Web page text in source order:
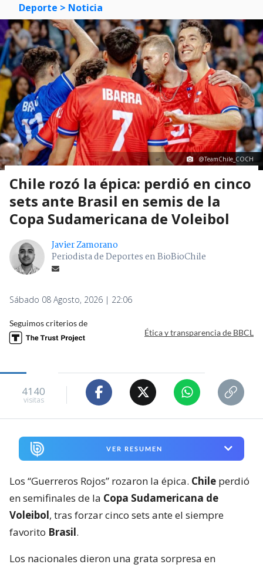
Deporte > Noticia
@TeamChile_COCH
Chile rozó la épica: perdió en cinco
sets ante Brasil en semis de la
Copa Sudamericana de Voleibol
Javier Zamorano
Periodista de Deportes en BioBioChile
Sábado 08 Agosto, 2026 | 22:06
Seguimos criterios de
Ética y transparencia de BBCL
4140
visitas
VER RESUMEN
Los “Guerreros Rojos” rozaron la épica. Chile perdió
en semifinales de la Copa Sudamericana de
Voleibol, tras forzar cinco sets ante el siempre
favorito Brasil.
Los nacionales dieron una grata sorpresa en